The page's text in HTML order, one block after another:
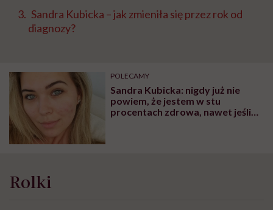
Sandra Kubicka – jak zmieniła się przez rok od
diagnozy?
POLECAMY
Sandra Kubicka: nigdy już nie
powiem, że jestem w stu
procentach zdrowa, nawet jeśli
Rolki